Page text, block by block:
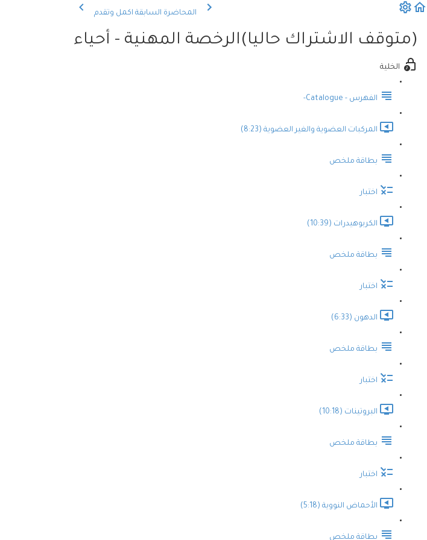
المحاضرة السابقة اكمل وتقدم
(متوقف الاشتراك حاليا)الرخصة المهنية - أحياء
الخلية
الفهرس - Catalogue-
المركبات العضوية والغير العضوية (8:23)
بطاقة ملخص
اختبار
الكربوهيدرات (10:39)
بطاقة ملخص
اختبار
الدهون (6:33)
بطاقة ملخص
اختبار
البروتينات (10:18)
بطاقة ملخص
اختبار
الأحماض النووية (5:18)
بطاقة ملخص